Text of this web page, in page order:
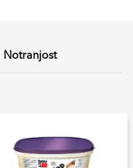
Notranjost